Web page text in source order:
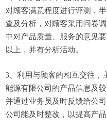
对顾客满意程度进行评测，
查及分析，对顾客采用问卷
中对产品质量、服务的意见
以上，并有分析活动。
3、利用与顾客的相互交往，
能源有限公司的产品信息及
并通过业务员及时反馈给公
公司能及时整改，以提高产